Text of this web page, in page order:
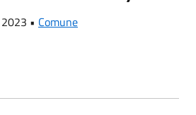
• Comune